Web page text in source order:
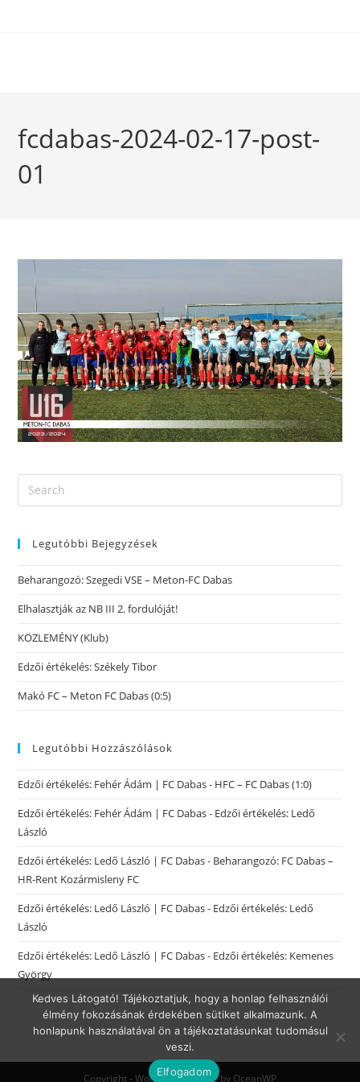
fcdabas-2024-02-17-post-
01
Legutóbbi Bejegyzések
Beharangozó: Szegedi VSE – Meton-FC Dabas
Elhalasztják az NB III 2. fordulóját!
KÖZLEMÉNY (Klub)
Edzői értékelés: Székely Tibor
Makó FC – Meton FC Dabas (0:5)
Legutóbbi Hozzászólások
Edzői értékelés: Fehér Ádám | FC Dabas- HFC – FC Dabas (1:0)
Edzői értékelés: Fehér Ádám | FC Dabas- Edzői értékelés: Ledő
László
Edzői értékelés: Ledő László | FC Dabas- Beharangozó: FC Dabas –
HR-Rent Kozármisleny FC
Edzői értékelés: Ledő László | FC Dabas- Edzői értékelés: Ledő
László
Edzői értékelés: Ledő László | FC Dabas- Edzői értékelés: Kemenes
György
Copyright - WordPress Theme by OceanWP
Kedves Látogató! Tájékoztatjuk, hogy a honlap felhasználói
élmény fokozásának érdekében sütiket alkalmazunk. A
honlapunk használatával ön a tájékoztatásunkat tudomásul
veszi.
Elfogadom